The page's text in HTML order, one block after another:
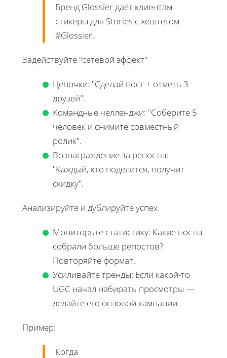
Бренд Glossier даёт клиентам
стикеры для Stories с хештегом
#Glossier.
Задействуйте "сетевой эффект"
Цепочки: "Сделай пост + отметь 3
друзей".
Командные челленджи: "Соберите 5
человек и снимите совместный
ролик".
Вознаграждение за репосты:
"Каждый, кто поделится, получит
скидку".
Анализируйте и дублируйте успех
Мониторьте статистику: Какие посты
собрали больше репостов?
Повторяйте формат.
Усиливайте тренды: Если какой-то
UGC начал набирать просмотры —
делайте его основой кампании.
Пример:
Когда